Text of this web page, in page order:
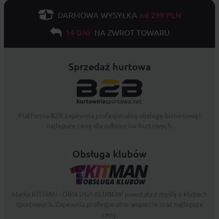
DARMOWA WYSYŁKA od 299 PLN
14 DNI NA ZWROT TOWARU
Sprzedaż hurtowa
Obsługa klubów